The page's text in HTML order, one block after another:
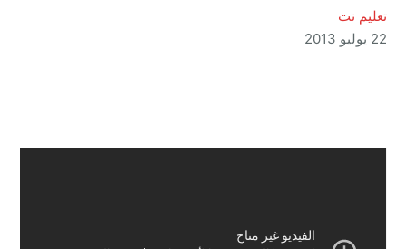
تعليم نت
22 يوليو 2013